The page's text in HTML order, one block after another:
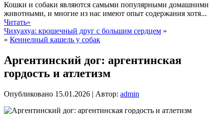
Кошки и собаки являются самыми популярными домашними
животными, и многие из нас имеют опыт содержания хотя...
Читать»
Чихуахуа: крошечный друг с большим сердцем »
« Кеннелный кашель у собак
Аргентинский дог: аргентинская
гордость и атлетизм
Опубликовано 15.01.2026 | Автор: admin